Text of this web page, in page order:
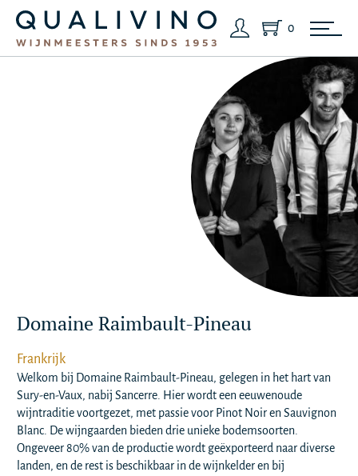
0
Domaine Raimbault-Pineau
Frankrijk
Welkom bij Domaine Raimbault-Pineau, gelegen in het hart van
Sury-en-Vaux, nabij Sancerre. Hier wordt een eeuwenoude
wijntraditie voortgezet, met passie voor Pinot Noir en Sauvignon
Blanc. De wijngaarden bieden drie unieke bodemsoorten.
Ongeveer 80% van de productie wordt geëxporteerd naar diverse
landen, en de rest is beschikbaar in de wijnkelder en bij